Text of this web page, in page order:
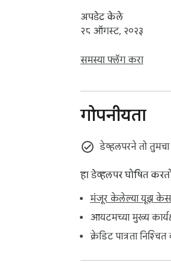
अपडेट केले
२८ ऑगस्ट, २०२३
समस्या फ्लॅग करा
गोपनीयता
डेव्हलपरने तो
हा डेव्हलपर घोषित
मंजूर केलेल्या यूझ केस
आयटमच्या मुख्य
क्रेडिट पात्रता